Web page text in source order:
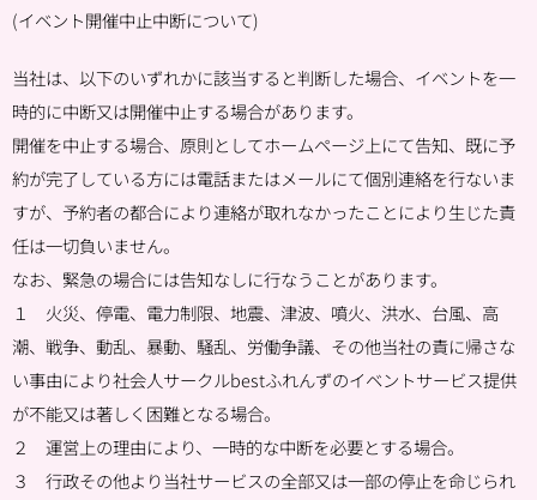
(イベント開催中止中断について)
当社は、以下のいずれかに該当すると判断した場合、イベントを一
時的に中断又は開催中止する場合があります。
開催を中止する場合、原則としてホームページ上にて告知、既に予
約が完了している方には電話またはメールにて個別連絡を行ないま
すが、予約者の都合により連絡が取れなかったことにより生じた責
任は一切負いません。
なお、緊急の場合には告知なしに行なうことがあります。
１ 火災、停電、電力制限、地震、津波、噴火、洪水、台風、高
潮、戦争、動乱、暴動、騒乱、労働争議、その他当社の責に帰さな
い事由により社会人サークルbestふれんずのイベントサービス提供
が不能又は著しく困難となる場合。
２ 運営上の理由により、一時的な中断を必要とする場合。
３ 行政その他より当社サービスの全部又は一部の停止を命じられ